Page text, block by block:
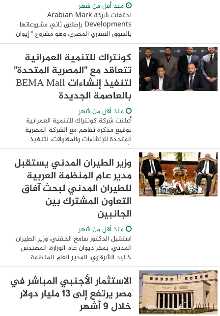
منذ أقل من شهر
احتفلت شركة Arabian Mark
Developments بإطلاق ثاني مشروعاتها
بالسوق العقاري المصري، وهو مشروع " إيوان
ووك"، في خطوة تعكس سرعة تنفيذ
خططها التوسعية وثقتها في فرص النمو
المتاحة بالسوق العقاري المصري. ...
كونتراك للتنمية العمرانية
تتعاقد مع "المصرية المتحدة"
لتنفيذ إنشاءات BEMA Mall
بالعاصمة الجديدة
منذ أقل من شهر
أعلنت شركة كونتراك للتنمية العمرانية
توقيع مذكرة تفاهم مع الشركة المصرية
المتحدة للإنشاءات والمقاولات، لتنفيذ
الأعمال الإنشائية لمشروع BEMA Mall
بالعاصمة الجديدة، في خطوة تعكس التزام
الشركة بالتعاون ...
وزير الطيران المدني يستقبل
مدير عام المنظمة العربية
للطيران المدني لبحث آفاق
التعاون المشترك بين
الجانبين
منذ أقل من شهر
استقبل الدكتور سامح الحفني، وزير الطيران
المدني، بمقر ديوان عام الوزارة، المهندس
خاليد الشرقاوي، المدير العام للمنظمة
العربية للطيران المدني، وذلك في إطار تعزيز
التعاون بين الجانبين، وتنسيق الجهود ...
الاستثمار الأجنبي المباشر في
مصر يرتفع إلى 13 مليار دولار
خلال 9 أشهر